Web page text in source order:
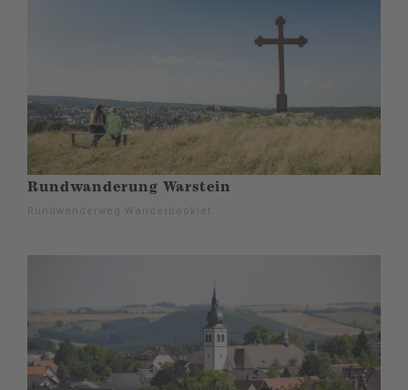
Rundwanderung Warstein
Rundwanderweg Wanderbooklet